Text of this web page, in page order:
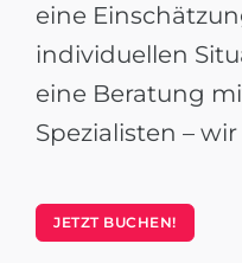
eine
individuellen
eine Beratung
Spezialisten –
JETZT BUCHEN!